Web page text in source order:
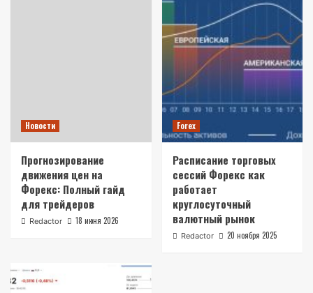
Новости
Прогнозирование
движения цен на
Форекс: Полный гайд
для трейдеров
Redactor 18 июня 2026
Forex
Расписание торговых
сессий Форекс как
работает
круглосуточный
валютный рынок
Redactor 20 ноября 2025